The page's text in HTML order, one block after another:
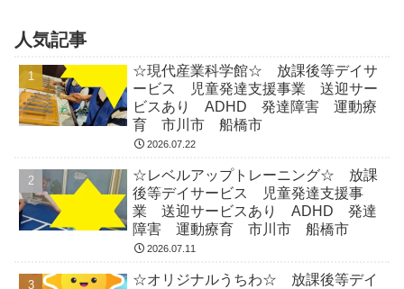
人気記事
☆現代産業科学館☆ 放課後等デイサ
ービス 児童発達支援事業 送迎サー
ビスあり ADHD 発達障害 運動療
育 市川市 船橋市
2026.07.22
☆レベルアップトレーニング☆ 放課
後等デイサービス 児童発達支援事
業 送迎サービスあり ADHD 発達
障害 運動療育 市川市 船橋市
2026.07.11
☆オリジナルうちわ☆ 放課後等デイ